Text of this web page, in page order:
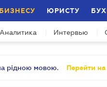
БИЗНЕСУ ЮРИСТУ
Аналитика Интервью
рідною мовою. Перейти на